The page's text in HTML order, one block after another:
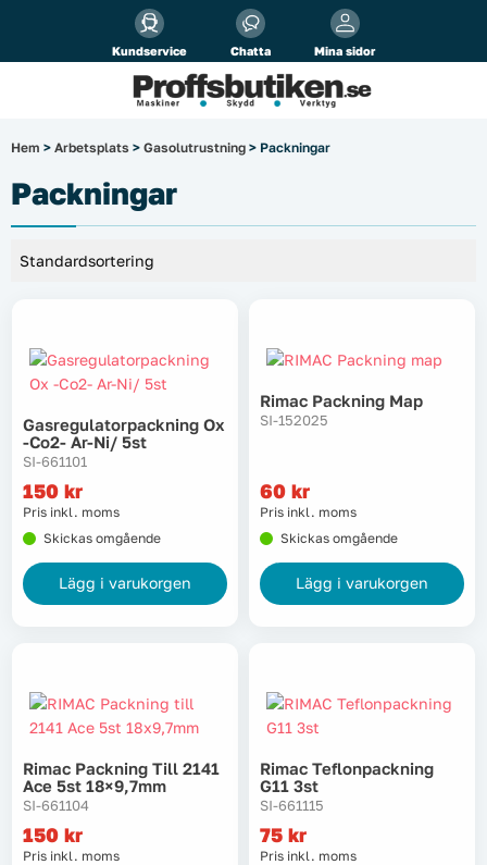
Kundservice Chatta Mina sidor
Alla priser visasinkl. moms!
Företag Privat
El & belysning
Garage & verkstad
Laserinstrument
Lyft, transport & materialhantering
Maskiner
Oljor & kem
Skydd & kläder
Svets
Hem > Arbetsplats > Gasolutrustning > Packningar
Packningar
Gasregulatorpackning Ox
-co2- Ar-Ni/ 5st
SI-661101
150 kr
Pris inkl. moms
Skickas omgående
Lägg i varukorgen
Rimac Packning Map
SI-152025
60 kr
Pris inkl. moms
Skickas omgående
Lägg i varukorgen
Rimac Packning Till 2141
Ace 5st 18×9,7mm
SI-661104
150 kr
Pris inkl. moms
Rimac Teflonpackning
G11 3st
SI-661115
75 kr
Pris inkl. moms